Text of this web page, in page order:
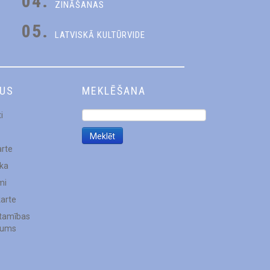
ZINĀŠANAS
05. LATVISKĀ KULTŪRVIDE
MEKLĒŠANA